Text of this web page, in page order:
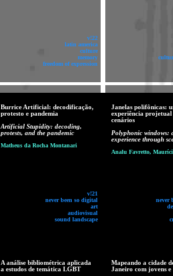
v!22
latin america
culture
memory
freedom of expression
Burrice Artificial: decodificação,
protesto e pandemia
Artificial Stupidity: decoding,
protests, and the pandemic
Matheus da Rocha Montanari
v!21
never been so digital
art
audiovisual
sound landscape
Janelas polifônicas:
experiência
cenários
Polyphonic windows:
experience through
Analu Favretto,
never
A análise bibliométrica aplicada
a estudos de temática LGBT
Mapeando a cidade
Janeiro com jovens e